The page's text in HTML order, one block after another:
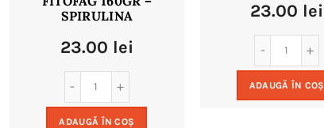
SPIRULINA
23.00 lei
ADAUGĂ ÎN COȘ
23.00 lei
ADAUGĂ ÎN COȘ